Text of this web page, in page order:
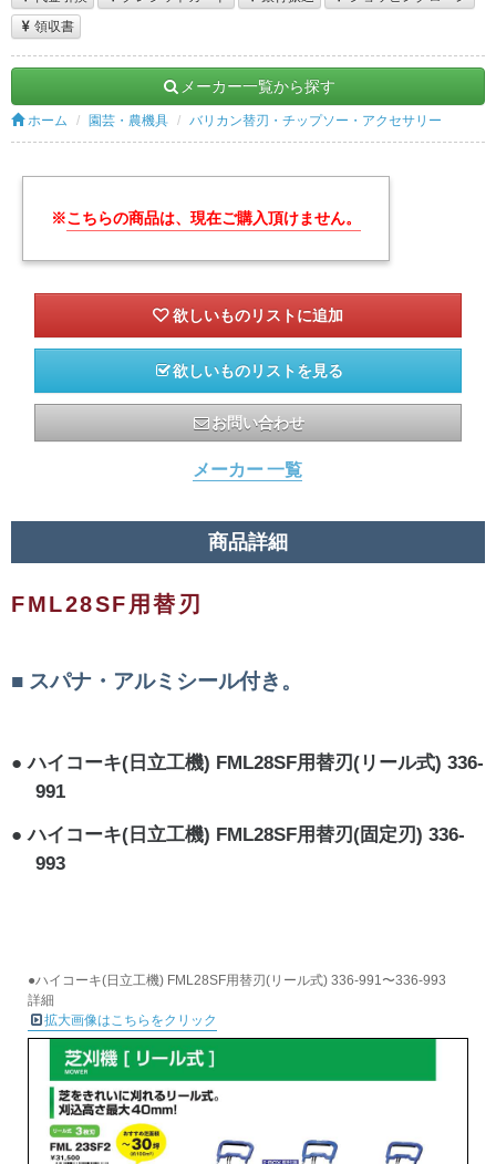
領収書
メーカー一覧から探す
ホーム 園芸・農機具 バリカン替刃・チップソー・アクセサリー
※こちらの商品は、現在ご購入頂けません。
欲しいものリストを見る
お問い合わせ
メーカー 一覧
商品詳細
FML28SF用替刃
スパナ・アルミシール付き。
ハイコーキ(日立工機) FML28SF用替刃(リール式) 336-
991
ハイコーキ(日立工機) FML28SF用替刃(固定刃) 336-
993
●ハイコーキ(日立工機) FML28SF用替刃(リール式) 336-991〜336-993
詳細
拡大画像はこちらをクリック